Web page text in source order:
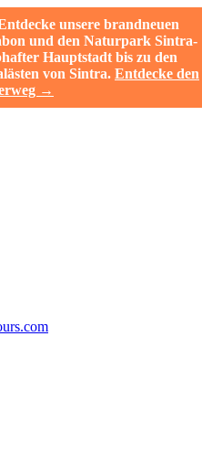
unsere brandneuen
und den Naturpark Sintra-
Hauptstadt bis zu den
von Sintra. Entdecke den
→